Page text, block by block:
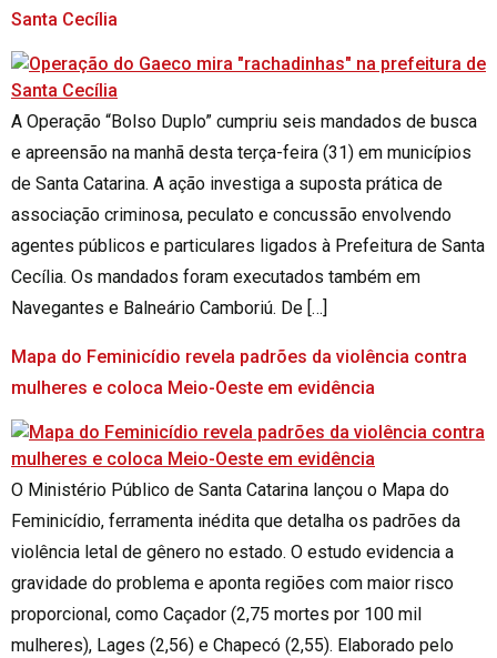
Santa Cecília
A Operação “Bolso Duplo” cumpriu seis mandados de busca
e apreensão na manhã desta terça-feira (31) em municípios
de Santa Catarina. A ação investiga a suposta prática de
associação criminosa, peculato e concussão envolvendo
agentes públicos e particulares ligados à Prefeitura de Santa
Cecília. Os mandados foram executados também em
Navegantes e Balneário Camboriú. De […]
Mapa do Feminicídio revela padrões da violência contra
mulheres e coloca Meio-Oeste em evidência
O Ministério Público de Santa Catarina lançou o Mapa do
Feminicídio, ferramenta inédita que detalha os padrões da
violência letal de gênero no estado. O estudo evidencia a
gravidade do problema e aponta regiões com maior risco
proporcional, como Caçador (2,75 mortes por 100 mil
mulheres), Lages (2,56) e Chapecó (2,55). Elaborado pelo